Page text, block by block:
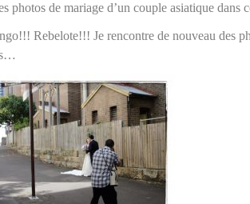
photos de mariage d’un couple asiatique dans
Rebelote!!! Je rencontre de nouveau des